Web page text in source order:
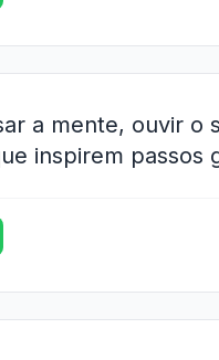
a mente, ouvir o
inspirem passos